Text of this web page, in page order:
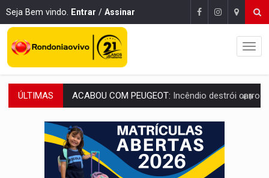
Seja Bem vindo. Entrar / Assinar
ÚLTIMAS VÍDEO:Ladrão é filmado furtando moto na frente do bar
BOLSAS DE PESQUISA:Iniciativa Amazônia+10 lança chamada para fortalecer
MATERIAL: Brasil tem grandes reservas de urânio, mas produz pouco e
VÍDEO: Serpente capturada na fábrica da Coca-Cola é